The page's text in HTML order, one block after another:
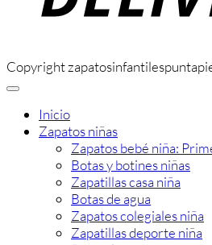
Copyright
Inicio
Zapatos niñas
Zapatos bebé niña:
Botas y botines niñas
Zapatillas casa niña
Botas de agua
Zapatos colegiales niña
Zapatillas deporte niña